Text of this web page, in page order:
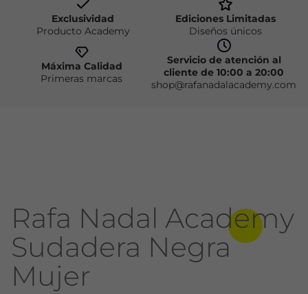
Exclusividad
Producto Academy
Ediciones Limitadas
Diseños únicos
Máxima Calidad
Primeras marcas
Servicio de atención al
cliente de 10:00 a 20:00
shop@rafanadalacademy.com
Rafa Nadal Academy
Sudadera Negra
Mujer